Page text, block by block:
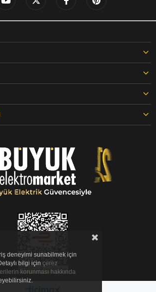
deneyimi sunabilmek için
bilgi için çerez
korunması hakkında